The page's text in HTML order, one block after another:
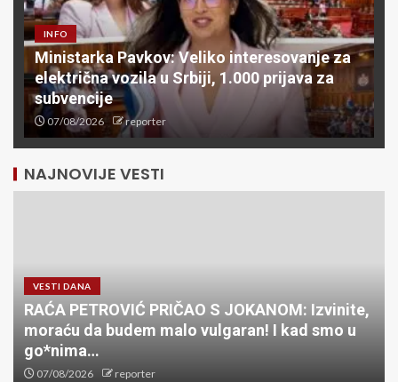
INFO
Ministarka Pavkov: Veliko interesovanje za
električna vozila u Srbiji, 1.000 prijava za
subvencije
07/08/2026 reporter
NAJNOVIJE VESTI
VESTI DANA
RAĆA PETROVIĆ PRIČAO S JOKANOM: Izvinite,
moraću da budem malo vulgaran! I kad smo u
go*nima…
07/08/2026 reporter
Kada sport igra za humanost: